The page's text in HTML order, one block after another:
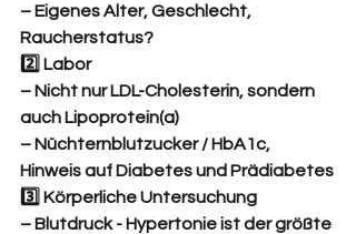
– Eigenes Alter, Geschlecht,
Raucherstatus?
2️⃣ Labor
– Nicht nur LDL-Cholesterin, sondern
auch Lipoprotein(a)
– Nüchternblutzucker / HbA1c,
Hinweis auf Diabetes und Prädiabetes
3️⃣ Körperliche Untersuchung
– Blutdruck - Hypertonie ist der größte